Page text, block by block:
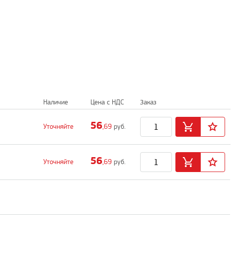
Наличие Цена с НДС Заказ
Уточняйте 56,69 руб.
Уточняйте 56,69 руб.